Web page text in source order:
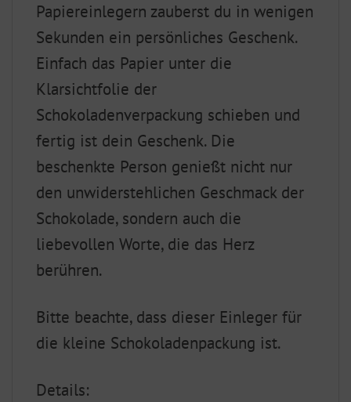
Papiereinlegern zauberst du in wenigen
Sekunden ein persönliches Geschenk.
Einfach das Papier unter die
Klarsichtfolie der
Schokoladenverpackung schieben und
fertig ist dein Geschenk. Die
beschenkte Person genießt nicht nur
den unwiderstehlichen Geschmack der
Schokolade, sondern auch die
liebevollen Worte, die das Herz
berühren.
Bitte beachte, dass dieser Einleger für
die kleine Schokoladenpackung ist.
Details: